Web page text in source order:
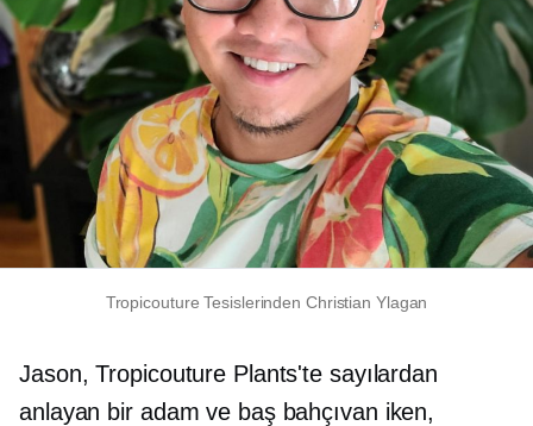
Tropicouture Tesislerinden Christian Ylagan
Jason, Tropicouture Plants'te sayılardan
anlayan bir adam ve baş bahçıvan iken,